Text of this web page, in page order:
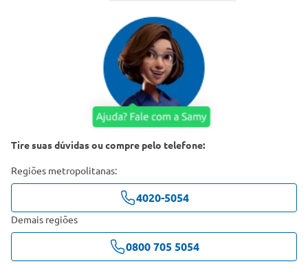
Tire suas dúvidas ou compre pelo telefone:
Regiões metropolitanas:
4020-5054
Demais regiões
0800 705 5054